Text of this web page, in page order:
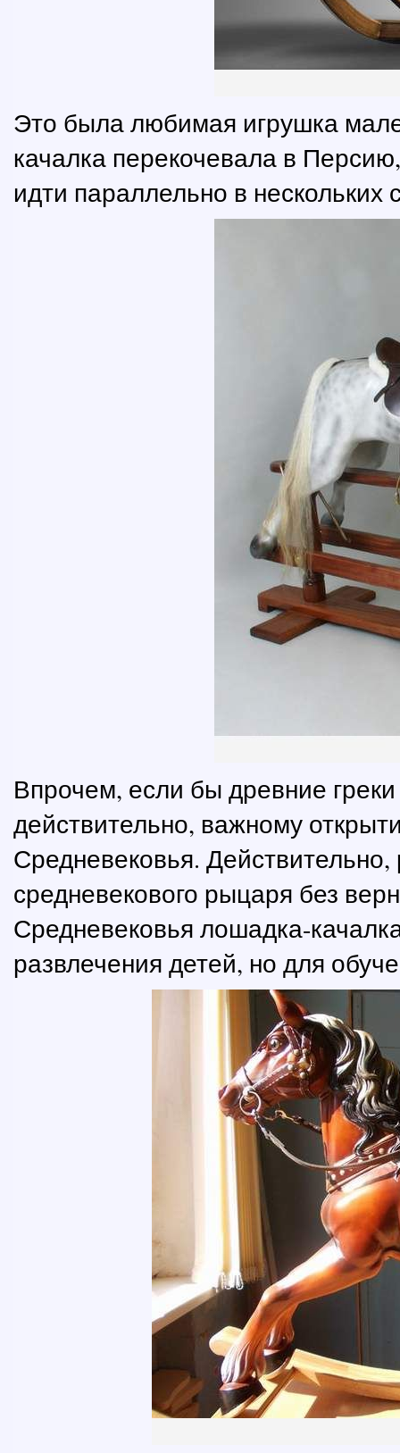
Это была любимая игрушка
качалка перекочевала в
идти параллельно в нескольких
Впрочем, если бы древние
действительно, важному
Средневековья.
средневекового рыцаря без
Средневековья лошадка-
развлечения детей, но для